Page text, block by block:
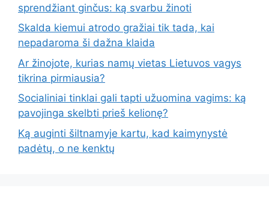
sprendžiant ginčus: ką svarbu žinoti
Skalda kiemui atrodo gražiai tik tada, kai
nepadaroma ši dažna klaida
Ar žinojote, kurias namų vietas Lietuvos vagys
tikrina pirmiausia?
Socialiniai tinklai gali tapti užuomina vagims: ką
pavojinga skelbti prieš kelionę?
Ką auginti šiltnamyje kartu, kad kaimynystė
padėtų, o ne kenktų